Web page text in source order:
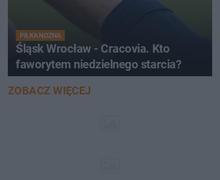
PIŁKA NOŻNA
Śląsk Wrocław - Cracovia. Kto
faworytem niedzielnego starcia?
ZOBACZ WIĘCEJ